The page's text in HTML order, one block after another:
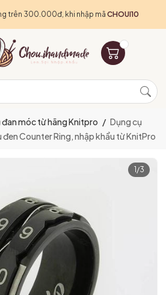
trên 300.000đ, khi nhập mã CHOUI10
đan móc từ hãng Knitpro / Dụng cụ
Counter Ring, nhập khẩu từ KnitPro
1 /3